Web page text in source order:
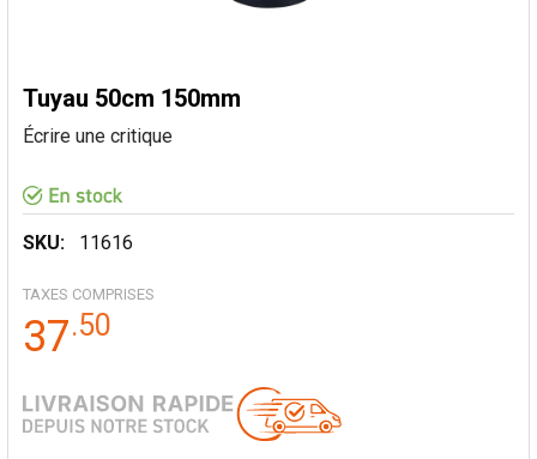
Tuyau 50cm 150mm
Écrire une critique
SKU: 11616
TAXES COMPRISES
37.50